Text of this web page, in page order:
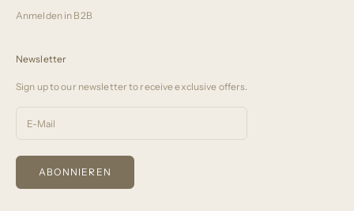
Anmelden in B2B
Newsletter
Sign up to our newsletter to receive exclusive offers.
ABONNIEREN